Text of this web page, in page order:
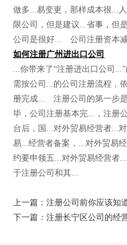
做多...易变更，那样成本很...
限公司，但是建议...省事，但
公司是很好... 公司注册资本减
如何注册广州进出口公司
...你带来了“注册进出口公司
需按公司...的公司注册流程，
册完成... 注册公司的第一步
毕，公司注册基本完...，注册
台后，国...对外贸易经营者...
易...经营者备案，...对外贸易
约要申领五...对外贸易经营者
于注册公司和其...
上一篇：注册公司前你应该知
下一篇：注册长宁区公司的经